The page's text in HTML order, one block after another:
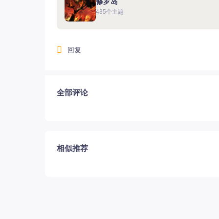
10.11美服新大陆普莱西亚上线
435个主题
回复
全部评论
相似推荐